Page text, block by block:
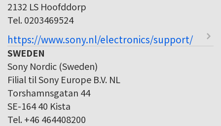
2132 LS Hoofddorp
Tel. 0203469524
https://www.sony.nl/electronics/support/
SWEDEN
Sony Nordic (Sweden)
Filial til Sony Europe B.V. NL
Torshamnsgatan 44
SE-164 40 Kista
Tel. +46 464408200